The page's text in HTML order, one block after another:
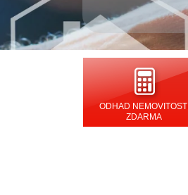
ODHAD NEMOVITOSTI
ZDARMA